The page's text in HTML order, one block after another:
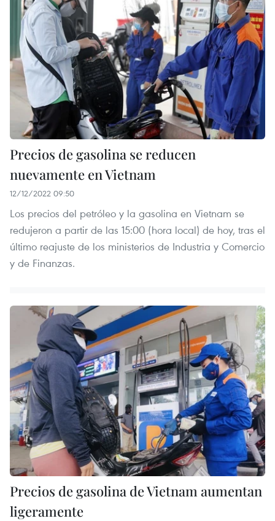
Precios de gasolina se reducen
nuevamente en Vietnam
12/12/2022 09:50
Los precios del petróleo y la gasolina en Vietnam se
redujeron a partir de las 15:00 (hora local) de hoy, tras el
último reajuste de los ministerios de Industria y Comercio
y de Finanzas.
Precios de gasolina de Vietnam aumentan
ligeramente